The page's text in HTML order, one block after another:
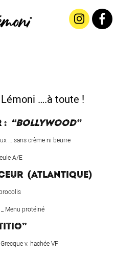
….à toute !
: “BOLLYWOOD”
… sans crème ni beurre
A/E
(ATLANTIQUE)
Menu protéiné
v. hachée VF